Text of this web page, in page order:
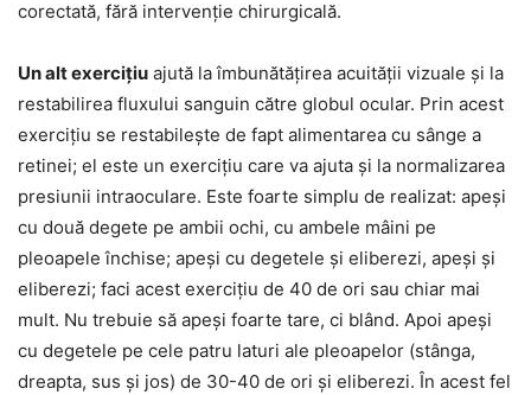
corectată, fără intervenție chirurgicală.
Un alt exercițiu ajută la îmbunătățirea acuității vizuale și la
restabilirea fluxului sanguin către globul ocular. Prin acest
exercițiu se restabilește de fapt alimentarea cu sânge a
retinei; el este un exercițiu care va ajuta și la normalizarea
presiunii intraoculare. Este foarte simplu de realizat: apeși
cu două degete pe ambii ochi, cu ambele mâini pe
pleoapele închise; apeși cu degetele și eliberezi, apeși și
eliberezi; faci acest exercițiu de 40 de ori sau chiar mai
mult. Nu trebuie să apeși foarte tare, ci blând. Apoi apeși
cu degetele pe cele patru laturi ale pleoapelor (stânga,
dreapta, sus și jos) de 30-40 de ori și eliberezi. În acest fel